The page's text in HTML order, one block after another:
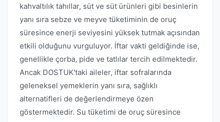
kahvaltılık tahıllar, süt ve süt ürünleri gibi besinlerin
yanı sıra sebze ve meyve tüketiminin de oruç
süresince enerji seviyesini yüksek tutmak açısından
etkili olduğunu vurguluyor. İftar vakti geldiğinde ise,
genellikle çorba, pide ve tatlılar tercih edilmektedir.
Ancak DOSTUK'taki aileler, iftar sofralarında
geleneksel yemeklerin yanı sıra, sağlıklı
alternatifleri de değerlendirmeye özen
göstermektedir. Su tüketimi de oruç süresince